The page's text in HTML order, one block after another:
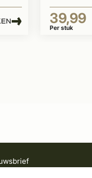
39,99
Per stuk